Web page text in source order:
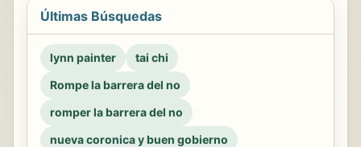
Últimas Búsquedas
lynn painter
tai chi
Rompe la barrera del no
romper la barrera del no
nueva coronica y buen gobierno